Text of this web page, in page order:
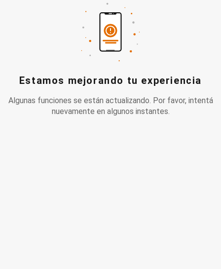
Estamos mejorando tu experiencia
Algunas funciones se están actualizando. Por favor, intentá
nuevamente en algunos instantes.